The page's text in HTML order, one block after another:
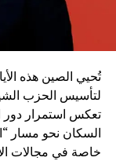
لتأسيس الحزب
تعكس استمرار
السكان نحو مسار
خاصة في مجالات